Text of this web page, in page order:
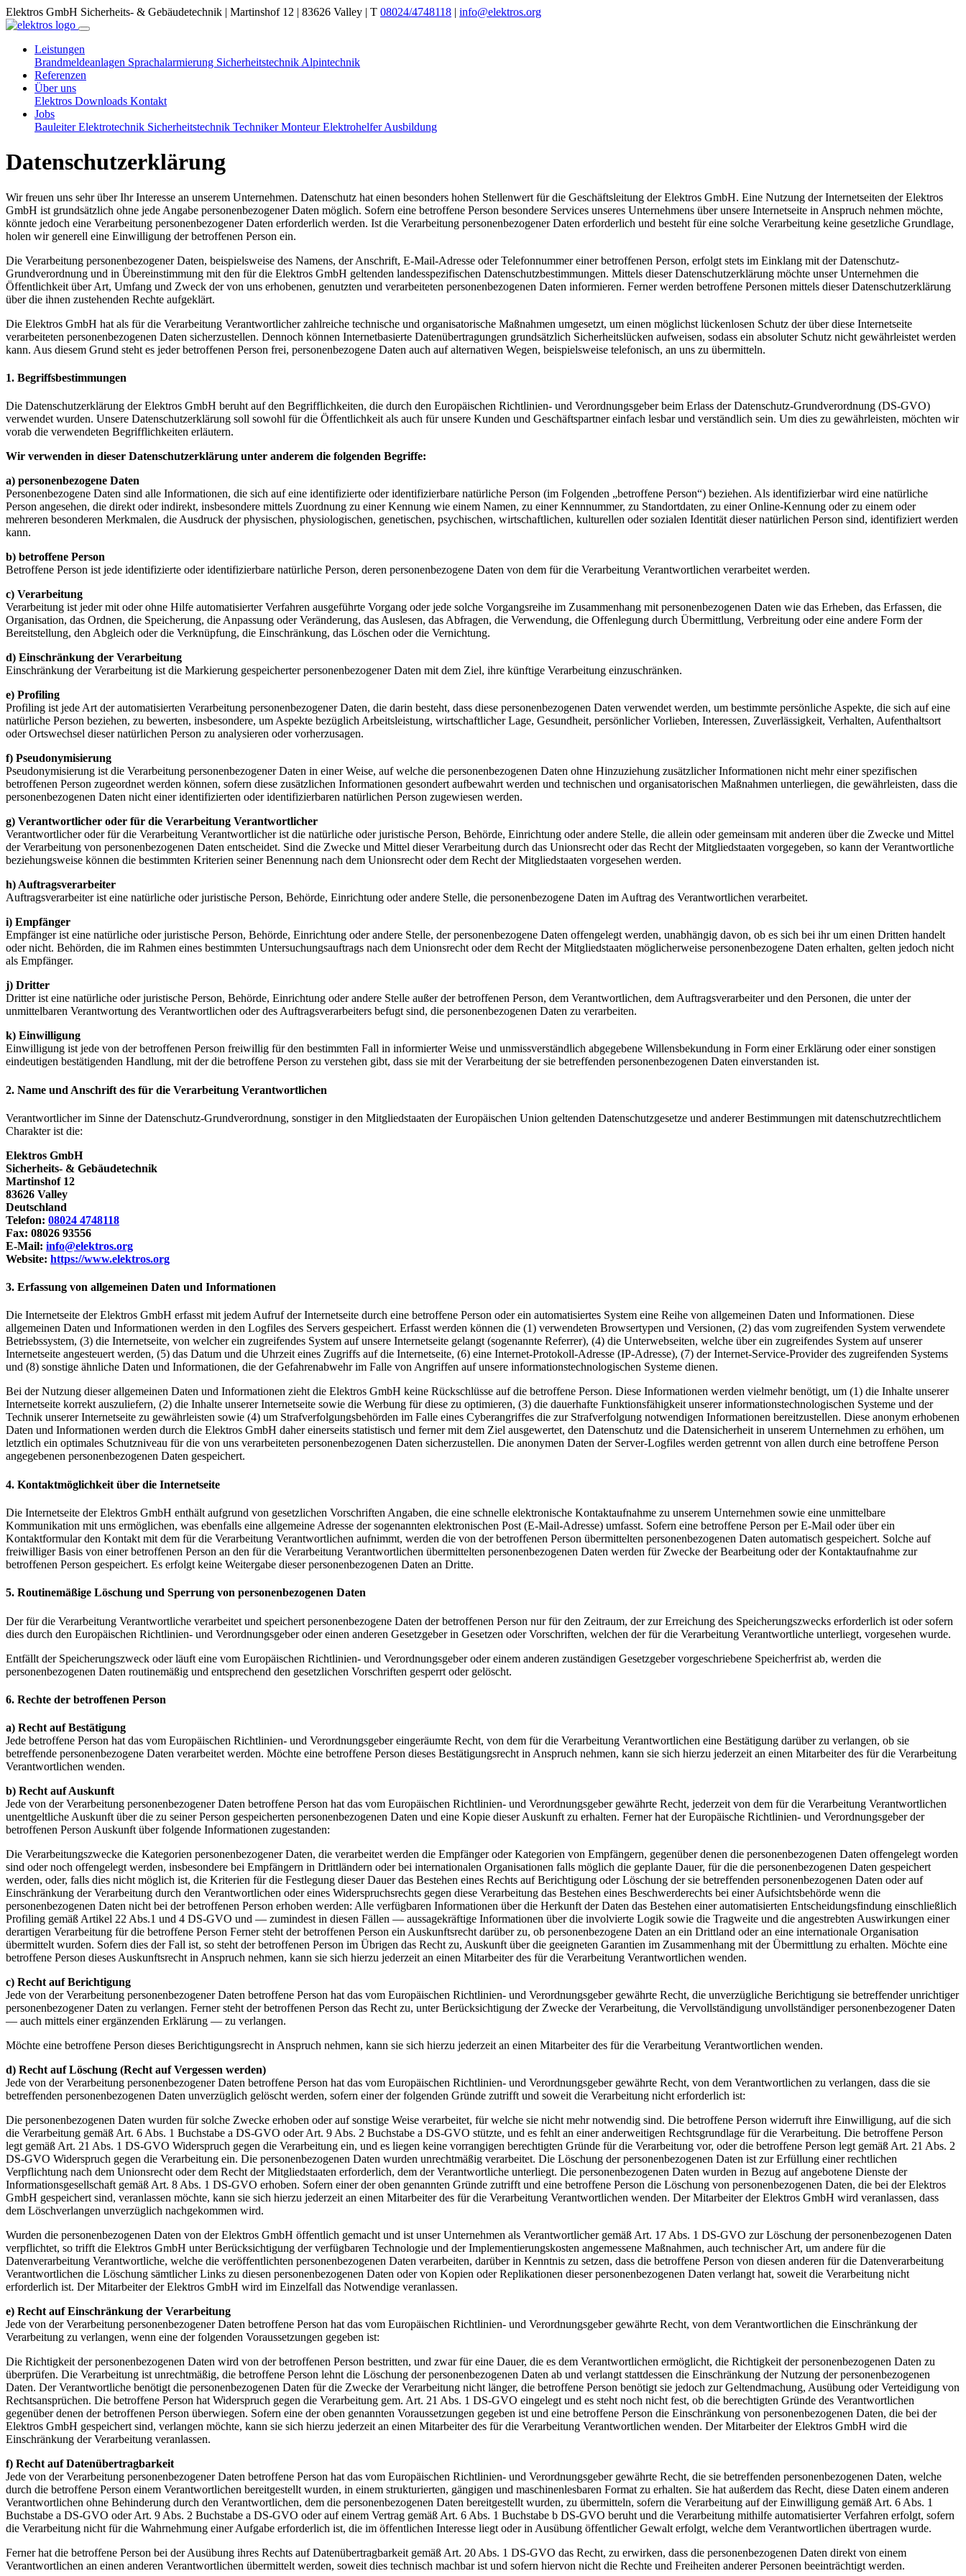
Elektros GmbH Sicherheits- & Gebäudetechnik | Martinshof 12 | 83626 Valley | T 08024/4748118 | info@elektros.org
Leistungen
Brandmeldeanlagen Sprachalarmierung Sicherheitstechnik Alpintechnik
Referenzen
Über uns
Elektros Downloads Kontakt
Jobs
Bauleiter Elektrotechnik Sicherheitstechnik Techniker MonteurElektrohelferAusbildung
Datenschutzerklärung
Wir freuen uns sehr über Ihr Interesse an unserem Unternehmen. Datenschutz hat einen besonders hohen Stellenwert für die Geschäftsleitung der Elektros GmbH. Eine Nutzung der Internetseiten der Elektros
GmbH ist grundsätzlich ohne jede Angabe personenbezogener Daten möglich. Sofern eine betroffene Person besondere Services unseres Unternehmens über unsere Internetseite in Anspruch nehmen möchte,
könnte jedoch eine Verarbeitung personenbezogener Daten erforderlich werden. Ist die Verarbeitung personenbezogener Daten erforderlich und besteht für eine solche Verarbeitung keine gesetzliche Grundlage,
holen wir generell eine Einwilligung der betroffenen Person ein.
Die Verarbeitung personenbezogener Daten, beispielsweise des Namens, der Anschrift, E-Mail-Adresse oder Telefonnummer einer betroffenen Person, erfolgt stets im Einklang mit der Datenschutz-
Grundverordnung und in Übereinstimmung mit den für die Elektros GmbH geltenden landesspezifischen Datenschutzbestimmungen. Mittels dieser Datenschutzerklärung möchte unser Unternehmen die
Öffentlichkeit über Art, Umfang und Zweck der von uns erhobenen, genutzten und verarbeiteten personenbezogenen Daten informieren. Ferner werden betroffene Personen mittels dieser Datenschutzerklärung
über die ihnen zustehenden Rechte aufgeklärt.
Die Elektros GmbH hat als für die Verarbeitung Verantwortlicher zahlreiche technische und organisatorische Maßnahmen umgesetzt, um einen möglichst lückenlosen Schutz der über diese Internetseite
verarbeiteten personenbezogenen Daten sicherzustellen. Dennoch können Internetbasierte Datenübertragungen grundsätzlich Sicherheitslücken aufweisen, sodass ein absoluter Schutz nicht gewährleistet werden
kann. Aus diesem Grund steht es jeder betroffenen Person frei, personenbezogene Daten auch auf alternativen Wegen, beispielsweise telefonisch, an uns zu übermitteln.
1. Begriffsbestimmungen
Die Datenschutzerklärung der Elektros GmbH beruht auf den Begrifflichkeiten, die durch den Europäischen Richtlinien- und Verordnungsgeber beim Erlass der Datenschutz-Grundverordnung (DS-GVO)
verwendet wurden. Unsere Datenschutzerklärung soll sowohl für die Öffentlichkeit als auch für unsere Kunden und Geschäftspartner einfach lesbar und verständlich sein. Um dies zu gewährleisten, möchten wir
vorab die verwendeten Begrifflichkeiten erläutern.
Wir verwenden in dieser Datenschutzerklärung unter anderem die folgenden Begriffe:
a) personenbezogene Daten
Personenbezogene Daten sind alle Informationen, die sich auf eine identifizierte oder identifizierbare natürliche Person (im Folgenden „betroffene Person“) beziehen. Als identifizierbar wird eine natürliche
Person angesehen, die direkt oder indirekt, insbesondere mittels Zuordnung zu einer Kennung wie einem Namen, zu einer Kennnummer, zu Standortdaten, zu einer Online-Kennung oder zu einem oder
mehreren besonderen Merkmalen, die Ausdruck der physischen, physiologischen, genetischen, psychischen, wirtschaftlichen, kulturellen oder sozialen Identität dieser natürlichen Person sind, identifiziert werden
kann.
b) betroffene Person
Betroffene Person ist jede identifizierte oder identifizierbare natürliche Person, deren personenbezogene Daten von dem für die Verarbeitung Verantwortlichen verarbeitet werden.
c) Verarbeitung
Verarbeitung ist jeder mit oder ohne Hilfe automatisierter Verfahren ausgeführte Vorgang oder jede solche Vorgangsreihe im Zusammenhang mit personenbezogenen Daten wie das Erheben, das Erfassen, die
Organisation, das Ordnen, die Speicherung, die Anpassung oder Veränderung, das Auslesen, das Abfragen, die Verwendung, die Offenlegung durch Übermittlung, Verbreitung oder eine andere Form der
Bereitstellung, den Abgleich oder die Verknüpfung, die Einschränkung, das Löschen oder die Vernichtung.
d) Einschränkung der Verarbeitung
Einschränkung der Verarbeitung ist die Markierung gespeicherter personenbezogener Daten mit dem Ziel, ihre künftige Verarbeitung einzuschränken.
e) Profiling
Profiling ist jede Art der automatisierten Verarbeitung personenbezogener Daten, die darin besteht, dass diese personenbezogenen Daten verwendet werden, um bestimmte persönliche Aspekte, die sich auf eine
natürliche Person beziehen, zu bewerten, insbesondere, um Aspekte bezüglich Arbeitsleistung, wirtschaftlicher Lage, Gesundheit, persönlicher Vorlieben, Interessen, Zuverlässigkeit, Verhalten, Aufenthaltsort
oder Ortswechsel dieser natürlichen Person zu analysieren oder vorherzusagen.
f) Pseudonymisierung
Pseudonymisierung ist die Verarbeitung personenbezogener Daten in einer Weise, auf welche die personenbezogenen Daten ohne Hinzuziehung zusätzlicher Informationen nicht mehr einer spezifischen
betroffenen Person zugeordnet werden können, sofern diese zusätzlichen Informationen gesondert aufbewahrt werden und technischen und organisatorischen Maßnahmen unterliegen, die gewährleisten, dass die
personenbezogenen Daten nicht einer identifizierten oder identifizierbaren natürlichen Person zugewiesen werden.
g) Verantwortlicher oder für die Verarbeitung Verantwortlicher
Verantwortlicher oder für die Verarbeitung Verantwortlicher ist die natürliche oder juristische Person, Behörde, Einrichtung oder andere Stelle, die allein oder gemeinsam mit anderen über die Zwecke und Mittel
der Verarbeitung von personenbezogenen Daten entscheidet. Sind die Zwecke und Mittel dieser Verarbeitung durch das Unionsrecht oder das Recht der Mitgliedstaaten vorgegeben, so kann der Verantwortliche
beziehungsweise können die bestimmten Kriterien seiner Benennung nach dem Unionsrecht oder dem Recht der Mitgliedstaaten vorgesehen werden.
h) Auftragsverarbeiter
Auftragsverarbeiter ist eine natürliche oder juristische Person, Behörde, Einrichtung oder andere Stelle, die personenbezogene Daten im Auftrag des Verantwortlichen verarbeitet.
i) Empfänger
Empfänger ist eine natürliche oder juristische Person, Behörde, Einrichtung oder andere Stelle, der personenbezogene Daten offengelegt werden, unabhängig davon, ob es sich bei ihr um einen Dritten handelt
oder nicht. Behörden, die im Rahmen eines bestimmten Untersuchungsauftrags nach dem Unionsrecht oder dem Recht der Mitgliedstaaten möglicherweise personenbezogene Daten erhalten, gelten jedoch nicht
als Empfänger.
j) Dritter
Dritter ist eine natürliche oder juristische Person, Behörde, Einrichtung oder andere Stelle außer der betroffenen Person, dem Verantwortlichen, dem Auftragsverarbeiter und den Personen, die unter der
unmittelbaren Verantwortung des Verantwortlichen oder des Auftragsverarbeiters befugt sind, die personenbezogenen Daten zu verarbeiten.
k) Einwilligung
Einwilligung ist jede von der betroffenen Person freiwillig für den bestimmten Fall in informierter Weise und unmissverständlich abgegebene Willensbekundung in Form einer Erklärung oder einer sonstigen
eindeutigen bestätigenden Handlung, mit der die betroffene Person zu verstehen gibt, dass sie mit der Verarbeitung der sie betreffenden personenbezogenen Daten einverstanden ist.
2. Name und Anschrift des für die Verarbeitung Verantwortlichen
Verantwortlicher im Sinne der Datenschutz-Grundverordnung, sonstiger in den Mitgliedstaaten der Europäischen Union geltenden Datenschutzgesetze und anderer Bestimmungen mit datenschutzrechtlichem
Charakter ist die:
Elektros GmbH
Sicherheits- & Gebäudetechnik
Martinshof 12
83626 Valley
Deutschland
Telefon: 08024 4748118
Fax: 08026 93556
E-Mail: info@elektros.org
Website: https://www.elektros.org
3. Erfassung von allgemeinen Daten und Informationen
Die Internetseite der Elektros GmbH erfasst mit jedem Aufruf der Internetseite durch eine betroffene Person oder ein automatisiertes System eine Reihe von allgemeinen Daten und Informationen. Diese
allgemeinen Daten und Informationen werden in den Logfiles des Servers gespeichert. Erfasst werden können die (1) verwendeten Browsertypen und Versionen, (2) das vom zugreifenden System verwendete
Betriebssystem, (3) die Internetseite, von welcher ein zugreifendes System auf unsere Internetseite gelangt (sogenannte Referrer), (4) die Unterwebseiten, welche über ein zugreifendes System auf unserer
Internetseite angesteuert werden, (5) das Datum und die Uhrzeit eines Zugriffs auf die Internetseite, (6) eine Internet-Protokoll-Adresse (IP-Adresse), (7) der Internet-Service-Provider des zugreifenden Systems
und (8) sonstige ähnliche Daten und Informationen, die der Gefahrenabwehr im Falle von Angriffen auf unsere informationstechnologischen Systeme dienen.
Bei der Nutzung dieser allgemeinen Daten und Informationen zieht die Elektros GmbH keine Rückschlüsse auf die betroffene Person. Diese Informationen werden vielmehr benötigt, um (1) die Inhalte unserer
Internetseite korrekt auszuliefern, (2) die Inhalte unserer Internetseite sowie die Werbung für diese zu optimieren, (3) die dauerhafte Funktionsfähigkeit unserer informationstechnologischen Systeme und der
Technik unserer Internetseite zu gewährleisten sowie (4) um Strafverfolgungsbehörden im Falle eines Cyberangriffes die zur Strafverfolgung notwendigen Informationen bereitzustellen. Diese anonym erhobenen
Daten und Informationen werden durch die Elektros GmbH daher einerseits statistisch und ferner mit dem Ziel ausgewertet, den Datenschutz und die Datensicherheit in unserem Unternehmen zu erhöhen, um
letztlich ein optimales Schutzniveau für die von uns verarbeiteten personenbezogenen Daten sicherzustellen. Die anonymen Daten der Server-Logfiles werden getrennt von allen durch eine betroffene Person
angegebenen personenbezogenen Daten gespeichert.
4. Kontaktmöglichkeit über die Internetseite
Die Internetseite der Elektros GmbH enthält aufgrund von gesetzlichen Vorschriften Angaben, die eine schnelle elektronische Kontaktaufnahme zu unserem Unternehmen sowie eine unmittelbare
Kommunikation mit uns ermöglichen, was ebenfalls eine allgemeine Adresse der sogenannten elektronischen Post (E-Mail-Adresse) umfasst. Sofern eine betroffene Person per E-Mail oder über ein
Kontaktformular den Kontakt mit dem für die Verarbeitung Verantwortlichen aufnimmt, werden die von der betroffenen Person übermittelten personenbezogenen Daten automatisch gespeichert. Solche auf
freiwilliger Basis von einer betroffenen Person an den für die Verarbeitung Verantwortlichen übermittelten personenbezogenen Daten werden für Zwecke der Bearbeitung oder der Kontaktaufnahme zur
betroffenen Person gespeichert. Es erfolgt keine Weitergabe dieser personenbezogenen Daten an Dritte.
5. Routinemäßige Löschung und Sperrung von personenbezogenen Daten
Der für die Verarbeitung Verantwortliche verarbeitet und speichert personenbezogene Daten der betroffenen Person nur für den Zeitraum, der zur Erreichung des Speicherungszwecks erforderlich ist oder sofern
dies durch den Europäischen Richtlinien- und Verordnungsgeber oder einen anderen Gesetzgeber in Gesetzen oder Vorschriften, welchen der für die Verarbeitung Verantwortliche unterliegt, vorgesehen wurde.
Entfällt der Speicherungszweck oder läuft eine vom Europäischen Richtlinien- und Verordnungsgeber oder einem anderen zuständigen Gesetzgeber vorgeschriebene Speicherfrist ab, werden die
personenbezogenen Daten routinemäßig und entsprechend den gesetzlichen Vorschriften gesperrt oder gelöscht.
6. Rechte der betroffenen Person
a) Recht auf Bestätigung
Jede betroffene Person hat das vom Europäischen Richtlinien- und Verordnungsgeber eingeräumte Recht, von dem für die Verarbeitung Verantwortlichen eine Bestätigung darüber zu verlangen, ob sie
betreffende personenbezogene Daten verarbeitet werden. Möchte eine betroffene Person dieses Bestätigungsrecht in Anspruch nehmen, kann sie sich hierzu jederzeit an einen Mitarbeiter des für die Verarbeitung
Verantwortlichen wenden.
b) Recht auf Auskunft
Jede von der Verarbeitung personenbezogener Daten betroffene Person hat das vom Europäischen Richtlinien- und Verordnungsgeber gewährte Recht, jederzeit von dem für die Verarbeitung Verantwortlichen
unentgeltliche Auskunft über die zu seiner Person gespeicherten personenbezogenen Daten und eine Kopie dieser Auskunft zu erhalten. Ferner hat der Europäische Richtlinien- und Verordnungsgeber der
betroffenen Person Auskunft über folgende Informationen zugestanden:
Die Verarbeitungszwecke die Kategorien personenbezogener Daten, die verarbeitet werden die Empfänger oder Kategorien von Empfängern, gegenüber denen die personenbezogenen Daten offengelegt worden
sind oder noch offengelegt werden, insbesondere bei Empfängern in Drittländern oder bei internationalen Organisationen falls möglich die geplante Dauer, für die die personenbezogenen Daten gespeichert
werden, oder, falls dies nicht möglich ist, die Kriterien für die Festlegung dieser Dauer das Bestehen eines Rechts auf Berichtigung oder Löschung der sie betreffenden personenbezogenen Daten oder auf
Einschränkung der Verarbeitung durch den Verantwortlichen oder eines Widerspruchsrechts gegen diese Verarbeitung das Bestehen eines Beschwerderechts bei einer Aufsichtsbehörde wenn die
personenbezogenen Daten nicht bei der betroffenen Person erhoben werden: Alle verfügbaren Informationen über die Herkunft der Daten das Bestehen einer automatisierten Entscheidungsfindung einschließlich
Profiling gemäß Artikel 22 Abs.1 und 4 DS-GVO und — zumindest in diesen Fällen — aussagekräftige Informationen über die involvierte Logik sowie die Tragweite und die angestrebten Auswirkungen einer
derartigen Verarbeitung für die betroffene Person Ferner steht der betroffenen Person ein Auskunftsrecht darüber zu, ob personenbezogene Daten an ein Drittland oder an eine internationale Organisation
übermittelt wurden. Sofern dies der Fall ist, so steht der betroffenen Person im Übrigen das Recht zu, Auskunft über die geeigneten Garantien im Zusammenhang mit der Übermittlung zu erhalten. Möchte eine
betroffene Person dieses Auskunftsrecht in Anspruch nehmen, kann sie sich hierzu jederzeit an einen Mitarbeiter des für die Verarbeitung Verantwortlichen wenden.
c) Recht auf Berichtigung
Jede von der Verarbeitung personenbezogener Daten betroffene Person hat das vom Europäischen Richtlinien- und Verordnungsgeber gewährte Recht, die unverzügliche Berichtigung sie betreffender unrichtiger
personenbezogener Daten zu verlangen. Ferner steht der betroffenen Person das Recht zu, unter Berücksichtigung der Zwecke der Verarbeitung, die Vervollständigung unvollständiger personenbezogener Daten
— auch mittels einer ergänzenden Erklärung — zu verlangen.
Möchte eine betroffene Person dieses Berichtigungsrecht in Anspruch nehmen, kann sie sich hierzu jederzeit an einen Mitarbeiter des für die Verarbeitung Verantwortlichen wenden.
d) Recht auf Löschung (Recht auf Vergessen werden)
Jede von der Verarbeitung personenbezogener Daten betroffene Person hat das vom Europäischen Richtlinien- und Verordnungsgeber gewährte Recht, von dem Verantwortlichen zu verlangen, dass die sie
betreffenden personenbezogenen Daten unverzüglich gelöscht werden, sofern einer der folgenden Gründe zutrifft und soweit die Verarbeitung nicht erforderlich ist:
Die personenbezogenen Daten wurden für solche Zwecke erhoben oder auf sonstige Weise verarbeitet, für welche sie nicht mehr notwendig sind. Die betroffene Person widerruft ihre Einwilligung, auf die sich
die Verarbeitung gemäß Art. 6 Abs. 1 Buchstabe a DS-GVO oder Art. 9 Abs. 2 Buchstabe a DS-GVO stützte, und es fehlt an einer anderweitigen Rechtsgrundlage für die Verarbeitung. Die betroffene Person
legt gemäß Art. 21 Abs. 1 DS-GVO Widerspruch gegen die Verarbeitung ein, und es liegen keine vorrangigen berechtigten Gründe für die Verarbeitung vor, oder die betroffene Person legt gemäß Art. 21 Abs. 2
DS-GVO Widerspruch gegen die Verarbeitung ein. Die personenbezogenen Daten wurden unrechtmäßig verarbeitet. Die Löschung der personenbezogenen Daten ist zur Erfüllung einer rechtlichen
Verpflichtung nach dem Unionsrecht oder dem Recht der Mitgliedstaaten erforderlich, dem der Verantwortliche unterliegt. Die personenbezogenen Daten wurden in Bezug auf angebotene Dienste der
Informationsgesellschaft gemäß Art. 8 Abs. 1 DS-GVO erhoben. Sofern einer der oben genannten Gründe zutrifft und eine betroffene Person die Löschung von personenbezogenen Daten, die bei der Elektros
GmbH gespeichert sind, veranlassen möchte, kann sie sich hierzu jederzeit an einen Mitarbeiter des für die Verarbeitung Verantwortlichen wenden. Der Mitarbeiter der Elektros GmbH wird veranlassen, dass
dem Löschverlangen unverzüglich nachgekommen wird.
Wurden die personenbezogenen Daten von der Elektros GmbH öffentlich gemacht und ist unser Unternehmen als Verantwortlicher gemäß Art. 17 Abs. 1 DS-GVO zur Löschung der personenbezogenen Daten
verpflichtet, so trifft die Elektros GmbH unter Berücksichtigung der verfügbaren Technologie und der Implementierungskosten angemessene Maßnahmen, auch technischer Art, um andere für die
Datenverarbeitung Verantwortliche, welche die veröffentlichten personenbezogenen Daten verarbeiten, darüber in Kenntnis zu setzen, dass die betroffene Person von diesen anderen für die Datenverarbeitung
Verantwortlichen die Löschung sämtlicher Links zu diesen personenbezogenen Daten oder von Kopien oder Replikationen dieser personenbezogenen Daten verlangt hat, soweit die Verarbeitung nicht
erforderlich ist. Der Mitarbeiter der Elektros GmbH wird im Einzelfall das Notwendige veranlassen.
e) Recht auf Einschränkung der Verarbeitung
Jede von der Verarbeitung personenbezogener Daten betroffene Person hat das vom Europäischen Richtlinien- und Verordnungsgeber gewährte Recht, von dem Verantwortlichen die Einschränkung der
Verarbeitung zu verlangen, wenn eine der folgenden Voraussetzungen gegeben ist:
Die Richtigkeit der personenbezogenen Daten wird von der betroffenen Person bestritten, und zwar für eine Dauer, die es dem Verantwortlichen ermöglicht, die Richtigkeit der personenbezogenen Daten zu
überprüfen. Die Verarbeitung ist unrechtmäßig, die betroffene Person lehnt die Löschung der personenbezogenen Daten ab und verlangt stattdessen die Einschränkung der Nutzung der personenbezogenen
Daten. Der Verantwortliche benötigt die personenbezogenen Daten für die Zwecke der Verarbeitung nicht länger, die betroffene Person benötigt sie jedoch zur Geltendmachung, Ausübung oder Verteidigung von
Rechtsansprüchen. Die betroffene Person hat Widerspruch gegen die Verarbeitung gem. Art. 21 Abs. 1 DS-GVO eingelegt und es steht noch nicht fest, ob die berechtigten Gründe des Verantwortlichen
gegenüber denen der betroffenen Person überwiegen. Sofern eine der oben genannten Voraussetzungen gegeben ist und eine betroffene Person die Einschränkung von personenbezogenen Daten, die bei der
Elektros GmbH gespeichert sind, verlangen möchte, kann sie sich hierzu jederzeit an einen Mitarbeiter des für die Verarbeitung Verantwortlichen wenden. Der Mitarbeiter der Elektros GmbH wird die
Einschränkung der Verarbeitung veranlassen.
f) Recht auf Datenübertragbarkeit
Jede von der Verarbeitung personenbezogener Daten betroffene Person hat das vom Europäischen Richtlinien- und Verordnungsgeber gewährte Recht, die sie betreffenden personenbezogenen Daten, welche
durch die betroffene Person einem Verantwortlichen bereitgestellt wurden, in einem strukturierten, gängigen und maschinenlesbaren Format zu erhalten. Sie hat außerdem das Recht, diese Daten einem anderen
Verantwortlichen ohne Behinderung durch den Verantwortlichen, dem die personenbezogenen Daten bereitgestellt wurden, zu übermitteln, sofern die Verarbeitung auf der Einwilligung gemäß Art. 6 Abs. 1
Buchstabe a DS-GVO oder Art. 9 Abs. 2 Buchstabe a DS-GVO oder auf einem Vertrag gemäß Art. 6 Abs. 1 Buchstabe b DS-GVO beruht und die Verarbeitung mithilfe automatisierter Verfahren erfolgt, sofern
die Verarbeitung nicht für die Wahrnehmung einer Aufgabe erforderlich ist, die im öffentlichen Interesse liegt oder in Ausübung öffentlicher Gewalt erfolgt, welche dem Verantwortlichen übertragen wurde.
Ferner hat die betroffene Person bei der Ausübung ihres Rechts auf Datenübertragbarkeit gemäß Art. 20 Abs. 1 DS-GVO das Recht, zu erwirken, dass die personenbezogenen Daten direkt von einem
Verantwortlichen an einen anderen Verantwortlichen übermittelt werden, soweit dies technisch machbar ist und sofern hiervon nicht die Rechte und Freiheiten anderer Personen beeinträchtigt werden.